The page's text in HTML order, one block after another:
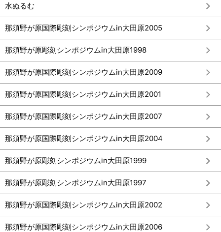
水ぬるむ
那須野が原国際彫刻シンポジウムin大田原2005
那須野が原彫刻シンポジウムin大田原1998
那須野が原国際彫刻シンポジウムin大田原2009
那須野が原国際彫刻シンポジウムin大田原2001
那須野が原国際彫刻シンポジウムin大田原2007
那須野が原国際彫刻シンポジウムin大田原2004
那須野が原彫刻シンポジウムin大田原1999
那須野が原彫刻シンポジウムin大田原1997
那須野が原国際彫刻シンポジウムin大田原2002
那須野が原国際彫刻シンポジウムin大田原2006